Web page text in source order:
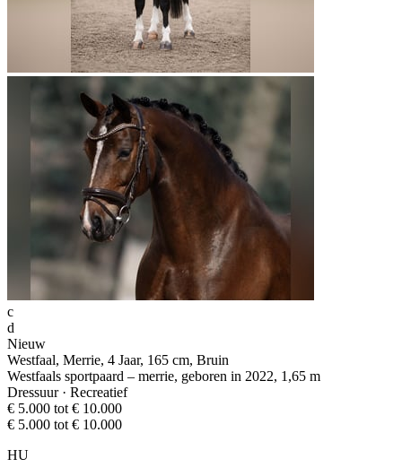
c
d
Nieuw
Westfaal, Merrie, 4 Jaar, 165 cm, Bruin
Westfaals sportpaard – merrie, geboren in 2022, 1,65 m
Dressuur · Recreatief
€ 5.000 tot € 10.000
€ 5.000 tot € 10.000
HU